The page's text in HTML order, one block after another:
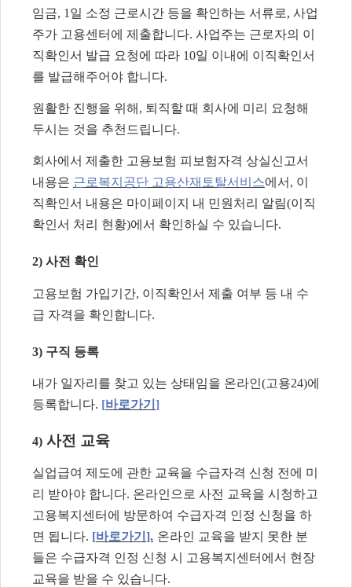
임금, 1 일 소정 근로시간 등을 확인하는 서류로, 사업
주가 고용센터에 제출합니다. 사업주는 근로자의 이
직확인서 발급 요청에 따라 10일 이내에 이직확인서
를 발급해주어야 합니다.
원활한 진행을 위해 , 퇴직할 때 회사에 미리 요청해
두시는 것을 추천드립니다.
회사에서 제출한 고용보험 피보험자격 상실신고서
내용은 근로복지공단 고용산재토탈서비스에서, 이
직확인서 내용은 마이페이지 내 민원처리 알림(이직
확인서 처리 현황)에 서 확인하실 수 있습니다.
2) 사전 확인
고용보험 가입기간, 이직확인서 제출 여부 등 내 수
급 자격을 확인합니다.
3) 구직 등록
내가 일자리를 찾고 있는 상태임을 온라인(고용24)에
등록합니다. [바로가기 ]
4) 사전 교육
실업급여 제도에 관한 교육을 수급자격 신청 전에 미
리 받아야 합니다. 온라인으로 사전 교육을 시청하고
고용복지센터에 방문하여 수급자격 인정 신청을 하
면 됩니다. [바로가기 ]. 온라인 교육을 받지 못한 분
들은 수급자격 인정 신청 시 고용복지센터에서 현장
교육을 받을 수 있습니다.